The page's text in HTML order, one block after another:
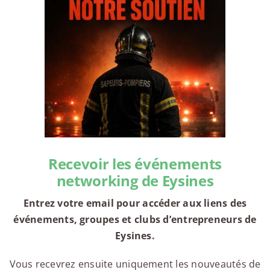
Recevoir les événements
networking de Eysines
Entrez votre email pour accéder aux liens des
événements, groupes et clubs d’entrepreneurs de
Eysines.
Vous recevrez ensuite uniquement les nouveautés de